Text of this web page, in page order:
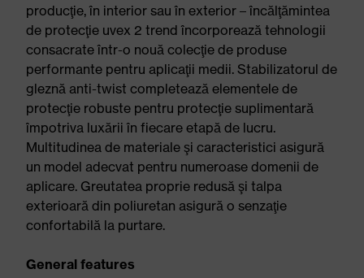
producţie, în interior sau în exterior – încălţămintea
de protecţie uvex 2 trend încorporează tehnologii
consacrate într-o nouă colecţie de produse
performante pentru aplicaţii medii. Stabilizatorul de
gleznă anti-twist completează elementele de
protecţie robuste pentru protecţie suplimentară
împotriva luxării în fiecare etapă de lucru.
Multitudinea de materiale şi caracteristici asigură
un model adecvat pentru numeroase domenii de
aplicare. Greutatea proprie redusă şi talpa
exterioară din poliuretan asigură o senzaţie
confortabilă la purtare.
General features